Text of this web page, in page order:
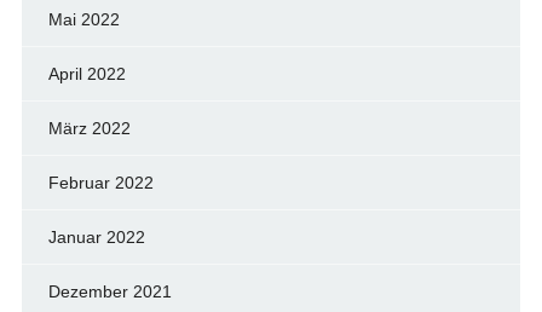
Mai 2022
April 2022
März 2022
Februar 2022
Januar 2022
Dezember 2021